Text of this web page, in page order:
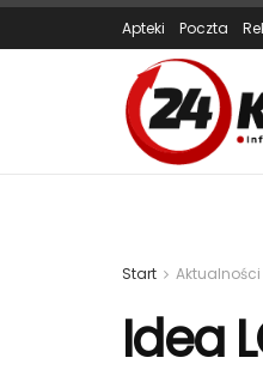
Apteki Poczta
Start Aktualności
Idea